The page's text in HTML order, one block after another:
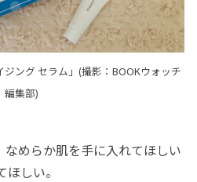
ング セラム」(撮影：BOOKウォッチ
編集部)
めらか肌を手に入れてほしい
しい。